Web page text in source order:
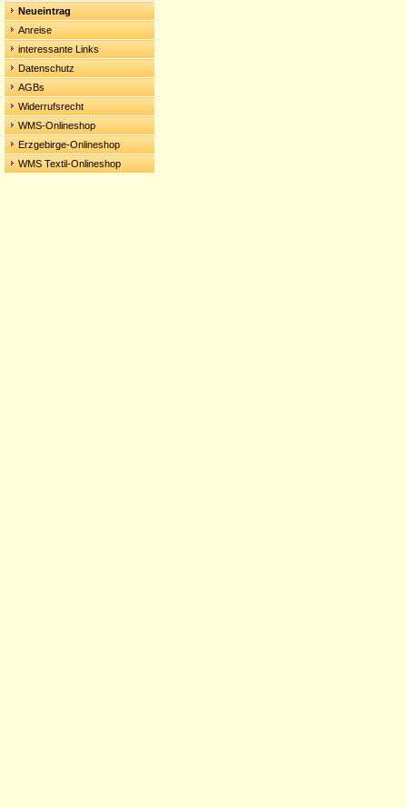
Neueintrag
Anreise
interessante Links
Datenschutz
AGBs
Widerrufsrecht
WMS-Onlineshop
Erzgebirge-Onlineshop
WMS Textil-Onlineshop